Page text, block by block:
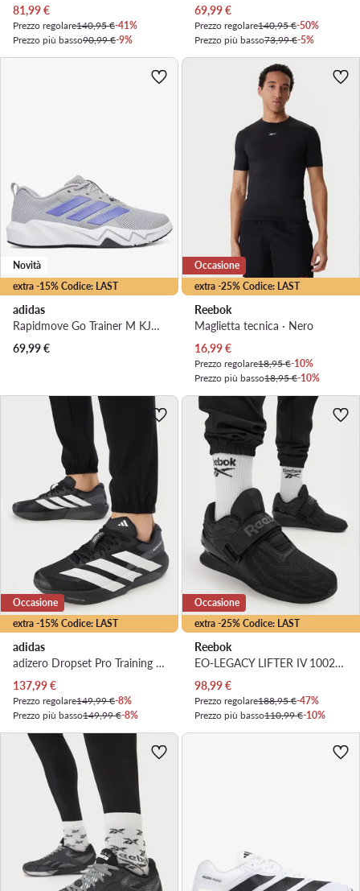
Prezzo attuale
81,99€
Prezzo regolare140,95 €-41%
Prezzo più basso90,99 €-9%
Prezzo attuale
69,99€
Prezzo regolare140,95 €-50%
Prezzo più basso73,99 €-5%
extra -15% Codice: LAST
Novità
adidas
Rapidmove Go Trainer M KJ9184 · Scarpe da palestra
69,99€
extra -25% Codice: LAST
Occasione
Reebok
Maglietta tecnica · Nero
Prezzo attuale
16,99€
Prezzo regolare18,95 €-10%
Prezzo più basso18,95 €-10%
extra -15% Codice: LAST
Occasione
adidas
adizero Dropset Pro Training Shoes KH6710 · Scarpe da palestra
Prezzo attuale
137,99€
Prezzo regolare149,99 €-8%
Prezzo più basso149,99 €-8%
extra -25% Codice: LAST
Occasione
Reebok
EO-LEGACY LIFTER IV 100248687 · Scarpe da palestra
Prezzo attuale
98,99€
Prezzo regolare188,95 €-47%
Prezzo più basso110,99 €-10%